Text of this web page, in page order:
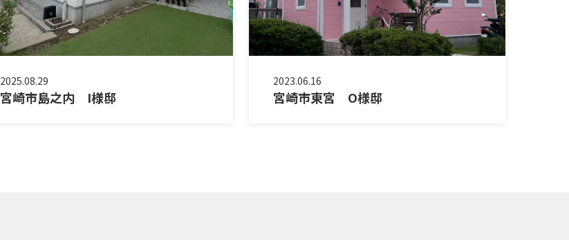
2025.08.29
宮崎市島之内 I様邸
2023.06.16
宮崎市東宮 O様邸